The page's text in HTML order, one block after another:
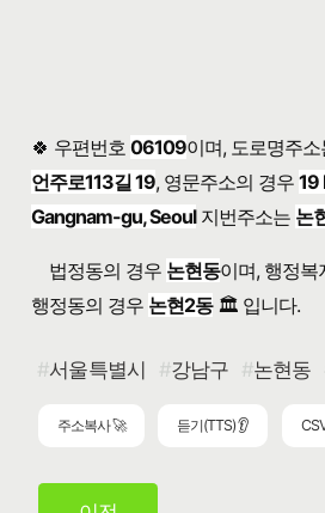
🍀 우편번호 06109이며, 도로명주
언주로113길 19, 영문주소의 경우19
Gangnam-gu, Seoul지번주소는 논
법정동의 경우 논현동이며, 행정복
행정동의 경우 논현2동🏛️ 입니다.
서울특별시 강남구 논현동
주소복사 🚀 듣기(TTS) 👂